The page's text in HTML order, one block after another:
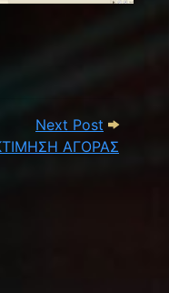
Next Post Next Post:
ΑΓΟΡΑΣ